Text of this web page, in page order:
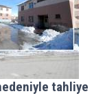
tahliye